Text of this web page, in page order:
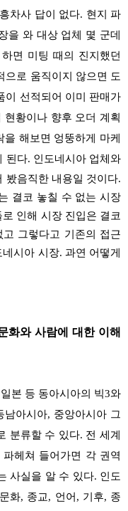
차사 답이 없다. 현지 파
을 와 대상 업체 몇 군데
면 미팅 때의 진지했던
으로 움직이지 않으면 도
이 선적되어 이미 판매가
황이나 향후 오더 계획
해보면 엉뚱하게 마케
된다. 인도네시아 업체와
봤음직한 내용일 것이다.
결코 놓칠 수 없는 시장
인해 시장 진입은 결코
그렇다고 기존의 접근
시아 시장. 과연 어떻게
화와 사람에 대한 이해
본 등 동아시아의 빅3와
남아시아, 중앙아시아 그
분류할 수 있다. 전 세계
헤쳐 들어가면 각 권역
사실을 알 수 있다. 인도
화, 종교, 언어, 기후, 종